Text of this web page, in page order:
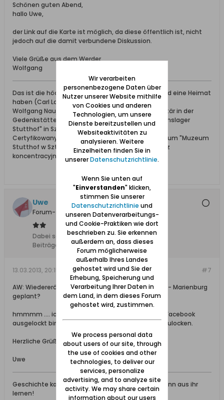
Schönen guten Abend,
hallo Uwe,
der Link auf die Karte ist möglich, da diese öffentlich ist, nicht
jedoch auf die damit verbundene Diskussion.
Viele Grüße aus dem Werder
Wolfgang
Das ist die höchste aller Gaben: Geborgen sein und eine Heimat
haben (Carl Lange)
Wolfgang Naujocks: Zertifizierter Führer und Volontär in der
Gedenkstätte/Museum "Deutsches Konzentrationslager
Stutthof" in Sztutowo
Certyfikowany przewodnik i wolontariusz po muzeum "Muzeum
Stutthof w Sztutowie - Niemiecki nazistowski obóz
koncentracyjny i zagłady"
Uwe
Forum-Teilnehmer
Dabei seit:
10.08.2008
Beiträge:
1962
#7
13.03.2013, 20:15
AW: Wiedereröffnung Kleinbahnstrecke Tiegenhof - Marienburg
geplant?
hmmmm .... ich sehe die Karte nicht wenn ich bei Facebook
ausgelockt bin. Habe nur die Möglichkeit mich einzulocken.
Herzliche Grüße
Uwe
Geschichte kann man nicht ändern ... aber man kann aus ihr
lernen!
Wir verarbeiten
personenbezogene Daten über
Nutzer unserer Website mithilfe
von Cookies und anderen
Technologien, um unsere
Dienste bereitzustellen und
Websiteaktivitäten zu
analysieren. Weitere
Einzelheiten finden Sie in
unsererDatenschutzrichtlinie.
Wenn Sie unten auf
"Einverstanden" klicken,
stimmen Sie unserer
Datenschutzrichtlinie und
unseren Datenverarbeitungs-
und Cookie-Praktiken wie dort
beschrieben zu. Sie erkennen
außerdem an, dass dieses
Forum möglicherweise
außerhalb Ihres Landes
gehostet wird und Sie der
Erhebung, Speicherung und
Verarbeitung Ihrer Daten in
dem Land, in dem dieses Forum
gehostet wird, zustimmen.
We process personal data
about users of our site, through
the use of cookies and other
technologies, to deliver our
services, personalize
advertising, and to analyze site
activity. We may share certain
information about our users